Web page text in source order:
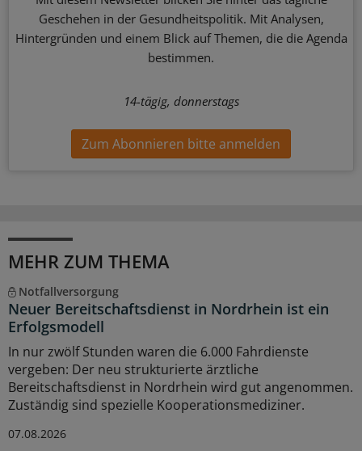
Geschehen in der Gesundheitspolitik. Mit Analysen,
Hintergründen und einem Blick auf Themen, die die Agenda
bestimmen.
14-tägig, donnerstags
Zum Abonnieren bitte anmelden
MEHR ZUM THEMA
Notfallversorgung
Neuer Bereitschaftsdienst in Nordrhein ist ein
Erfolgsmodell
In nur zwölf Stunden waren die 6.000 Fahrdienste
vergeben: Der neu strukturierte ärztliche
Bereitschaftsdienst in Nordrhein wird gut angenommen.
Zuständig sind spezielle Kooperationsmediziner.
07.08.2026